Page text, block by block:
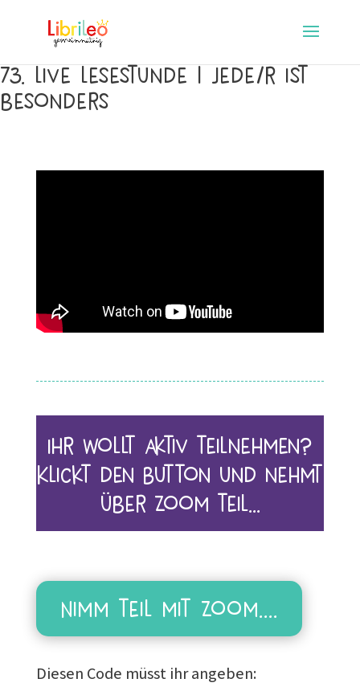
73. Live Lesestunde | Jede/r ist
besonders
Ihr wollt aktiv teilnehmen?
Klickt den Button und nehmt
über Zoom teil…
Nimm teil mit Zoom....
Diesen Code müsst ihr angeben: